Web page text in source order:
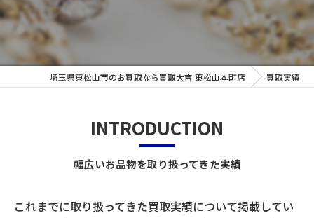
埼玉県東松山市のお買取なら買取大吉 東松山本町店 買取実績
INTRODUCTION
幅広いお品物を取り扱ってきた実績
これまでに取り扱ってきた買取実績について掲載してい